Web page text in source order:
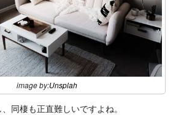
image by:Unsplah
、同棲も正直難しいですよね。